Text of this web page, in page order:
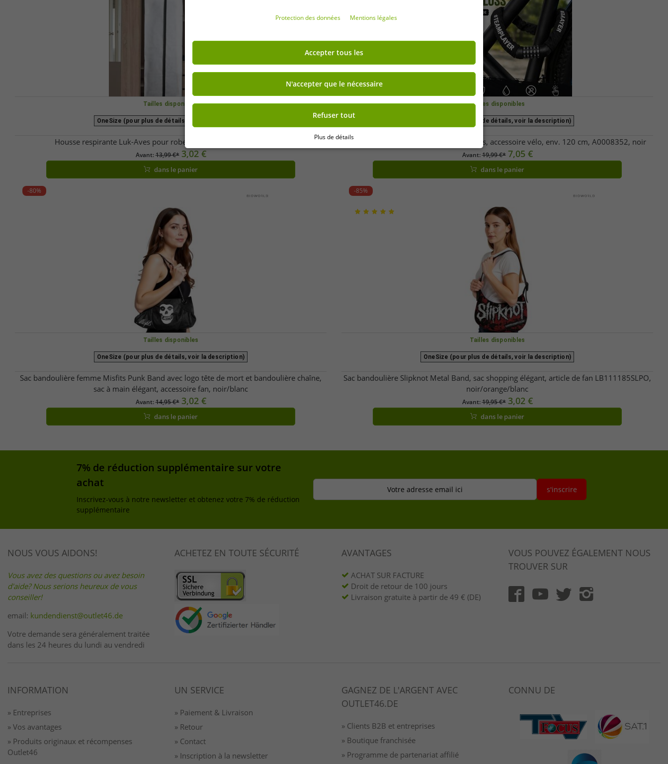
Tailles disponibles
OneSize (pour plus de détails, voir la description)
Housse respirante Luk-Aves pour robes de mariée, 180 cm, blanche
Avant:13,99 €* 3,02 €
dans le panier
Tailles disponibles
OneSize (pour plus de détails, voir la description)
Antivol de vélo à combinaison 5 chiffres, accessoire vélo, env. 120 cm, A0008352, noir
Avant:19,99 €* 7,05 €
dans le panier
-80%
Tailles disponibles
OneSize (pour plus de détails, voir la description)
Sac bandoulière femme Misfits Punk Band avec logo tête de mort et bandoulière chaîne,
sac à main élégant, accessoire fan, noir/blanc
Avant:14,95 €* 3,02 €
dans le panier
-85%
Tailles disponibles
OneSize (pour plus de détails, voir la description)
Sac bandoulière Slipknot Metal Band, sac shopping élégant, article de fan LB111185SLPO,
noir/orange/blanc
Avant:19,95 €* 3,02 €
dans le panier
7% de réduction supplémentaire sur votre
achat
Inscrivez-vous à notre newsletter et obtenez votre 7% de réduction
supplémentaire
Votre adresse email ici s'inscrire
NOUS VOUS AIDONS!
Vous avez des questions ou avez besoin
d'aide? Nous serions heureux de vous
conseiller!
email: kundendienst@outlet46.de
Votre demande sera généralement traitée
dans les 24 heures du lundi au vendredi
ACHETEZ EN TOUTE SÉCURITÉ AVANTAGES
ACHAT SUR FACTURE
Droit de retour de 100 jours
Livraison gratuite à partir de 49 € (DE)
VOUS POUVEZ ÉGALEMENT NOUS
TROUVER SUR
INFORMATION
» Entreprises
» Vos avantages
» Produits originaux et récompenses
Outlet46
UN SERVICE
» Paiement & Livraison
» Retour
» Contact
» Inscription à la newsletter
GAGNEZ DE L'ARGENT AVEC
OUTLET46.DE
» Clients B2B et entreprises
» Boutique franchisée
» Programme de partenariat affilié
CONNU DE
Protection des données Mentions légales
Accepter tous les
N'accepter que le nécessaire
Refuser tout
Plus de détails